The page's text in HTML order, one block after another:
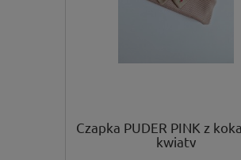
Czapka PUDER PINK z
kwiaty